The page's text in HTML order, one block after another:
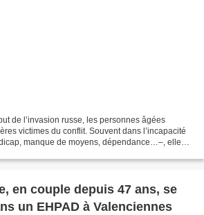
de l’invasion russe, les personnes âgées
victimes du conflit. Souvent dans l’incapacité
manque de moyens, dépendance…–, elles
en couple depuis 47 ans, se
un EHPAD à Valenciennes